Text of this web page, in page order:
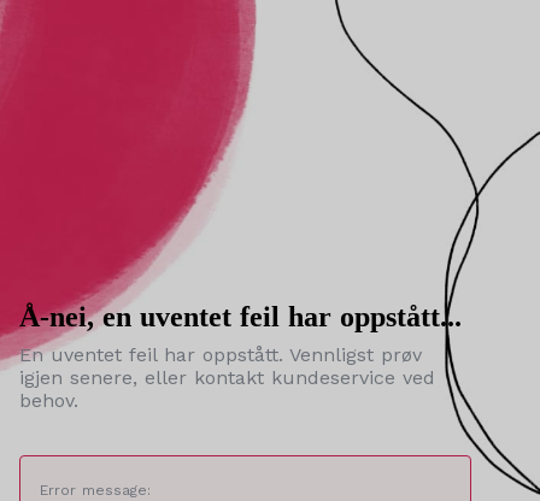
Å-nei, en uventet feil har oppstått...
En uventet feil har oppstått. Vennligst prøv
igjen senere, eller kontakt kundeservice ved
behov.
Error message: